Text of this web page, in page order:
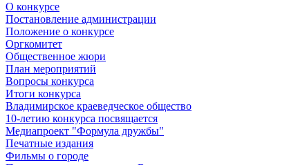
О конкурсе
Постановление администрации
Положение о конкурсе
Оргкомитет
Общественное жюри
План мероприятий
Вопросы конкурса
Итоги конкурса
Владимирское краеведческое общество
10-летию конкурса посвящается
Медиапроект "Формула дружбы"
Печатные издания
Фильмы о городе